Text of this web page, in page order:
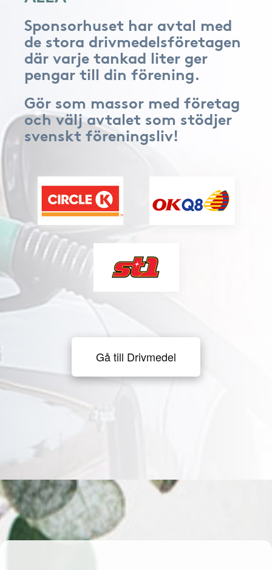
Sponsorhuset har avtal med
de stora drivmedelsföretagen
där varje tankad liter ger
pengar till din förening.
Gör som massor med företag
och välj avtalet som stödjer
svenskt föreningsliv!
Gå till Drivmedel